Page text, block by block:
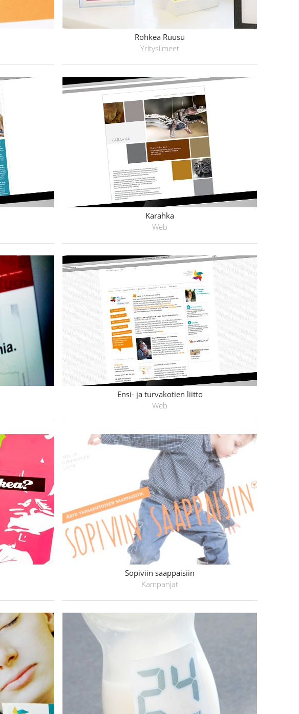
Rohkea Ruusu
Yritysilmeet
Karahka
Web
Ensi- ja turvakotien liitto
Web
Sopiviin saappaisiin
Kampanjat